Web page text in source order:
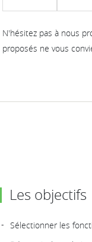
N'hésitez pas à nous
proposés ne vous
Les objectifs
Sélectionner les